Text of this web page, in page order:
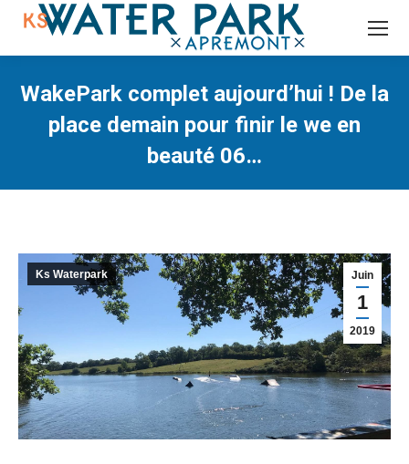
Recherche
:
WakePark complet aujourd’hui ! De la
place demain pour finir le we en
beauté 06…
Juin
1
2019
Ks Waterpark